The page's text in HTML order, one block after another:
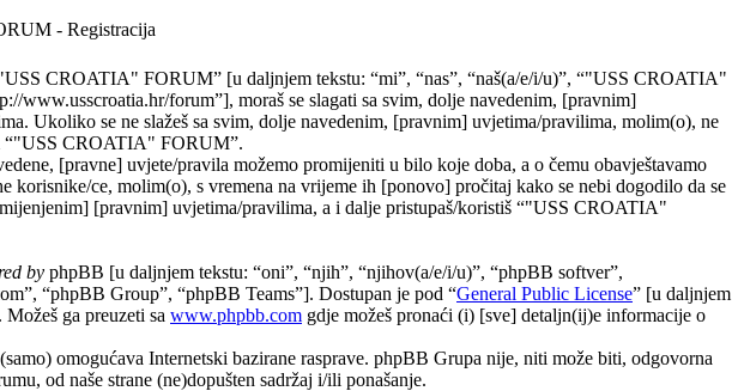
- Registracija
CROATIA" FORUM” [u daljnjem tekstu: “mi”, “nas”, “naš(a/e/i/u)”, “"USS CROATIA"
www.usscroatia.hr/forum”], moraš se slagati sa svim, dolje navedenim, [pravnim]
Ukoliko se ne slažeš sa svim, dolje navedenim, [pravnim] uvjetima/pravilima, molim(o), ne
“"USS CROATIA" FORUM”.
[pravne] uvjete/pravila možemo promijeniti u bilo koje doba, a o čemu obavještavamo
korisnike/ce, molim(o), s vremena na vrijeme ih [ponovo] pročitaj kako se nebi dogodilo da se
[pravnim] uvjetima/pravilima, a i dalje pristupaš/koristiš “"USS CROATIA"
by phpBB [u daljnjem tekstu: “oni”, “njih”, “njihov(a/e/i/u)”, “phpBB softver”,
“phpBB Group”, “phpBB Teams”]. Dostupan je pod “General Public License” [u daljnjem
ga preuzeti sa www.phpbb.com gdje možeš pronaći (i) [sve] detaljn(ij)e informacije o
omogućava Internetski bazirane rasprave. phpBB Grupa nije, niti može biti, odgovorna
od naše strane (ne)dopušten sadržaj i/ili ponašanje.